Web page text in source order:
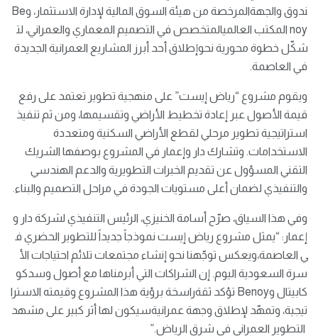
ندوق والجهةالمرخصة من هيئة السوق المالية لإدارة الاستثمار، وBe
noy المكتب العالميالمتخصص في التصميم المعماري والعمراني، لت
شكّل خطوة محورية نحوإطلاق أحد أبرز المشاريع العمرانية الجديدة
في العاصمة.
ويقوم مشروع “رياض إيست” على منهجية تطوير تعتمد على رفع
قيمة الأصول عبر إعادة تخطيط الأراضي وتقسيمها، ومن ثم تنفيذ
استراتيجية تطوير مرحلي لقطع الأراضي السكنية ومتعددة
الاستخدامات. وتشارك دار وإعمار في المشروع بوصفها الشريك
التقني المسؤول عن تقديم الخبرات التطويرية والدعم الهندسي
والتنفيذي لضمان أعلى مستويات الجودة في مراحل التصميم والبناء.
وفي هذا السياق، صرّح أسامة الخنيزي، الرئيس التنفيذي لشركة دار و
إعمار: “يمثل مشروع رياض إيست نموذجاً جديداً للتطوير الحضري ف
ي العاصمة،ويعكس توجّهنا نحو إنشاء مجتمعات تلائم احتياجات الأ
سرة السعودية اليوم. إن الشراكات التي أبرمناها مع أصول وسدكو
كابيتال وBenoy تؤكد ثقةراسخة برؤية هذا المشروع وقيمته الاسترا
تيجية، وتمهّد لإطلاق وجهة عمرانيةسيكون لها أثر كبير على مشهد
التطوير العمراني في شرق الرياض.”